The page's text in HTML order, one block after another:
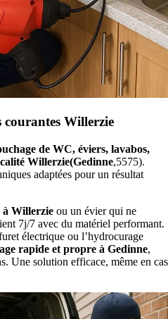
courantes Willerzie
de WC, éviers, lavabos,
Willerzie(Gedinne,5575).
adaptées pour un résultat
à Willerzie ou un évier qui ne
7j/7 avec du matériel performant.
électrique ou l’hydrocurage
rapide et propre à Gedinne,
Une solution efficace, même en cas